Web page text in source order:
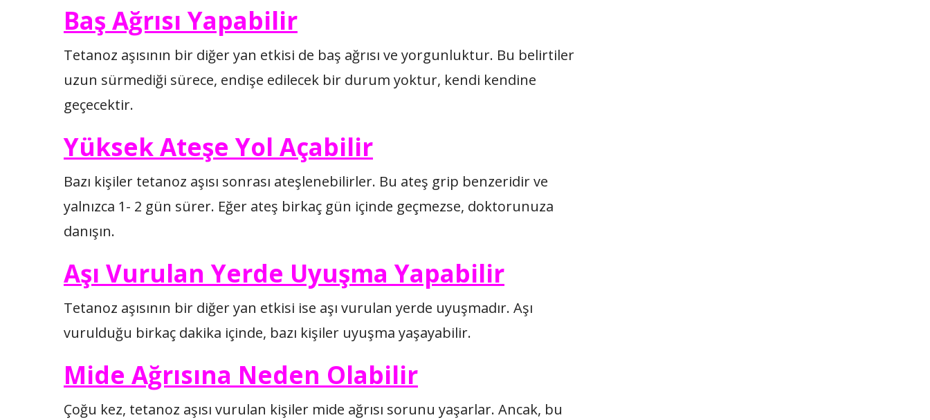
Baş Ağrısı Yapabilir
Tetanoz aşısının bir diğer yan etkisi de baş ağrısı ve yorgunluktur. Bu belirtiler
uzun sürmediği sürece, endişe edilecek bir durum yoktur, kendi kendine
geçecektir.
Yüksek Ateşe Yol Açabilir
Bazı kişiler tetanoz aşısı sonrası ateşlenebilirler. Bu ateş grip benzeridir ve
yalnızca 1- 2 gün sürer. Eğer ateş birkaç gün içinde geçmezse, doktorunuza
danışın.
Aşı Vurulan Yerde Uyuşma Yapabilir
Tetanoz aşısının bir diğer yan etkisi ise aşı vurulan yerde uyuşmadır. Aşı
vurulduğu birkaç dakika içinde, bazı kişiler uyuşma yaşayabilir.
Mide Ağrısına Neden Olabilir
Çoğu kez, tetanoz aşısı vurulan kişiler mide ağrısı sorunu yaşarlar. Ancak, bu